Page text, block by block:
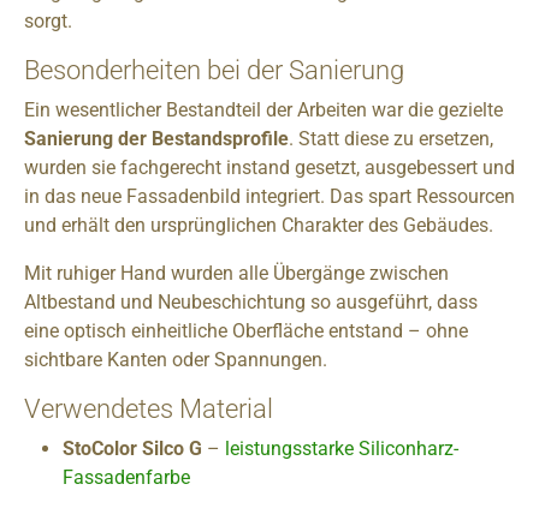
sorgt.
Besonderheiten bei der Sanierung
Ein wesentlicher Bestandteil der Arbeiten war die gezielte
Sanierung der Bestandsprofile. Statt diese zu ersetzen,
wurden sie fachgerecht instand gesetzt, ausgebessert und
in das neue Fassadenbild integriert. Das spart Ressourcen
und erhält den ursprünglichen Charakter des Gebäudes.
Mit ruhiger Hand wurden alle Übergänge zwischen
Altbestand und Neubeschichtung so ausgeführt, dass
eine optisch einheitliche Oberfläche entstand – ohne
sichtbare Kanten oder Spannungen.
Verwendetes Material
StoColor Silco G – leistungsstarke Siliconharz-
Fassadenfarbe